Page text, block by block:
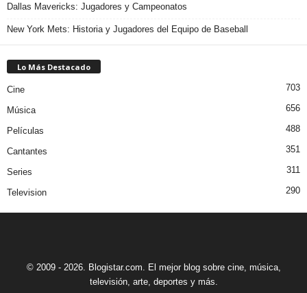
Dallas Mavericks: Jugadores y Campeonatos
New York Mets: Historia y Jugadores del Equipo de Baseball
Lo Más Destacado
Cine 703
Música 656
Películas 488
Cantantes 351
Series 311
Television 290
© 2009 - 2026. Blogistar.com. El mejor blog sobre cine, música,
televisión, arte, deportes y más.